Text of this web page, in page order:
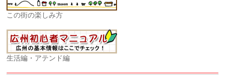
この街の楽しみ方
生活編・アテンド編